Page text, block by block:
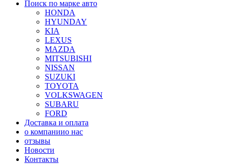
Поиск по марке авто
HONDA
HYUNDAY
KIA
LEXUS
MAZDA
MITSUBISHI
NISSAN
SUZUKI
TOYOTA
VOLKSWAGEN
SUBARU
FORD
Доставка и оплата
о компаниио нас
отзывы
Новости
Контакты